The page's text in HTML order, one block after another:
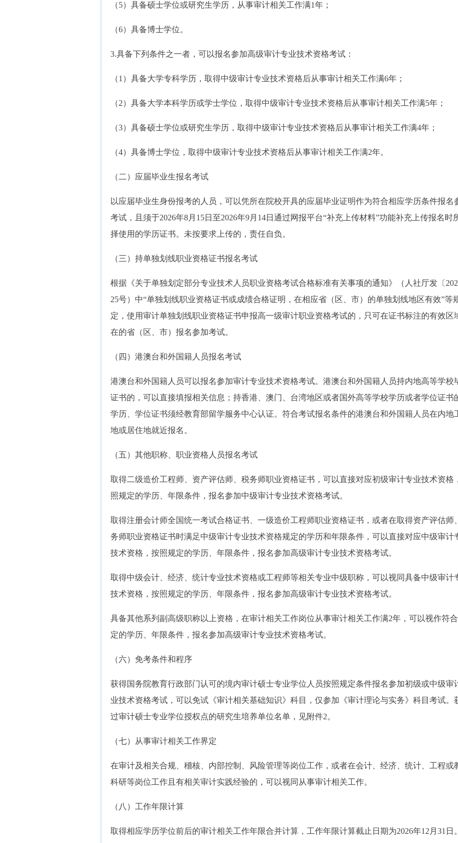
（5）具备硕士学位或研究生学历，从事审计相关工作满1年；
（6）具备博士学位。
3.具备下列条件之一者，可以报名参加高级审计专业技术资格考试：
（1）具备大学专科学历，取得中级审计专业技术资格后从事审计相关工作满6年；
（2）具备大学本科学历或学士学位，取得中级审计专业技术资格后从事审计相关工作满5年；
（3）具备硕士学位或研究生学历，取得中级审计专业技术资格后从事审计相关工作满4年；
（4）具备博士学位，取得中级审计专业技术资格后从事审计相关工作满2年。
（二）应届毕业生报名考试
以应届毕业生身份报考的人员，可以凭所在院校开具的应届毕业证明作为符合相应学历条件报名
考试，且须于2026年8月15日至2026年9月14日通过网报平台“补充上传材料”功能补充上传报名时
择使用的学历证书。未按要求上传的，责任自负。
（三）持单独划线职业资格证书报名考试
根据《关于单独划定部分专业技术人员职业资格考试合格标准有关事项的通知》（人社厅发〔
25号）中“单独划线职业资格证书或成绩合格证明，在相应省（区、市）的单独划线地区有效”等
定，使用审计单独划线职业资格证书申报高一级审计职业资格考试的，只可在证书标注的有效区
在的省（区、市）报名参加考试。
（四）港澳台和外国籍人员报名考试
港澳台和外国籍人员可以报名参加审计专业技术资格考试。港澳台和外国籍人员持内地高等学校
证书的，可以直接填报相关信息；持香港、澳门、台湾地区或者国外高等学校学历或者学位证书
学历、学位证书须经教育部留学服务中心认证。符合考试报名条件的港澳台和外国籍人员在内地
地或居住地就近报名。
（五）其他职称、职业资格人员报名考试
取得二级造价工程师、资产评估师、税务师职业资格证书，可以直接对应初级审计专业技术资格
照规定的学历、年限条件，报名参加中级审计专业技术资格考试。
取得注册会计师全国统一考试合格证书、一级造价工程师职业资格证书，或者在取得资产评估师
务师职业资格证书时满足中级审计专业技术资格规定的学历和年限条件，可以直接对应中级审计
技术资格，按照规定的学历、年限条件，报名参加高级审计专业技术资格考试。
取得中级会计、经济、统计专业技术资格或工程师等相关专业中级职称，可以视同具备中级审计
技术资格，按照规定的学历、年限条件，报名参加高级审计专业技术资格考试。
具备其他系列副高级职称以上资格，在审计相关工作岗位从事审计相关工作满2年，可以视作符
定的学历、年限条件，报名参加高级审计专业技术资格考试。
（六）免考条件和程序
获得国务院教育行政部门认可的境内审计硕士专业学位人员按照规定条件报名参加初级或中级审
业技术资格考试，可以免试《审计相关基础知识》科目，仅参加《审计理论与实务》科目考试。
过审计硕士专业学位授权点的研究生培养单位名单，见附件2。
（七）从事审计相关工作界定
在审计及相关合规、稽核、内部控制、风险管理等岗位工作，或者在会计、经济、统计、工程或
科研等岗位工作且有相关审计实践经验的，可以视同从事审计相关工作。
（八）工作年限计算
取得相应学历学位前后的审计相关工作年限合并计算，工作年限计算截止日期为2026年12月31日。